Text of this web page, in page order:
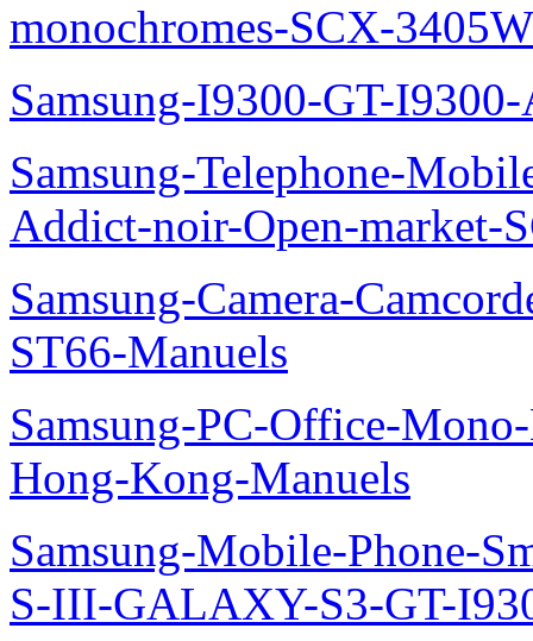
monochromes-SCX-
Samsung-I9300-GT-
Samsung-Telephone-
Addict-noir-Open-market-
Samsung-Camera-
ST66-Manuels
Samsung-PC-Office-
Hong-Kong-Manuels
Samsung-Mobile-Phone-
S-III-GALAXY-S3-GT-